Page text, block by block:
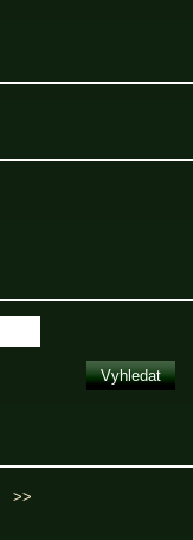
>>